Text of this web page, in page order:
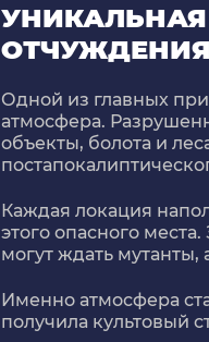
ОТЧУЖДЕНИЯ
Одной из главных
атмосфера.
объекты, болота и
Каждая локация
этого опасного
могут ждать
Именно атмосфера
получила культовый